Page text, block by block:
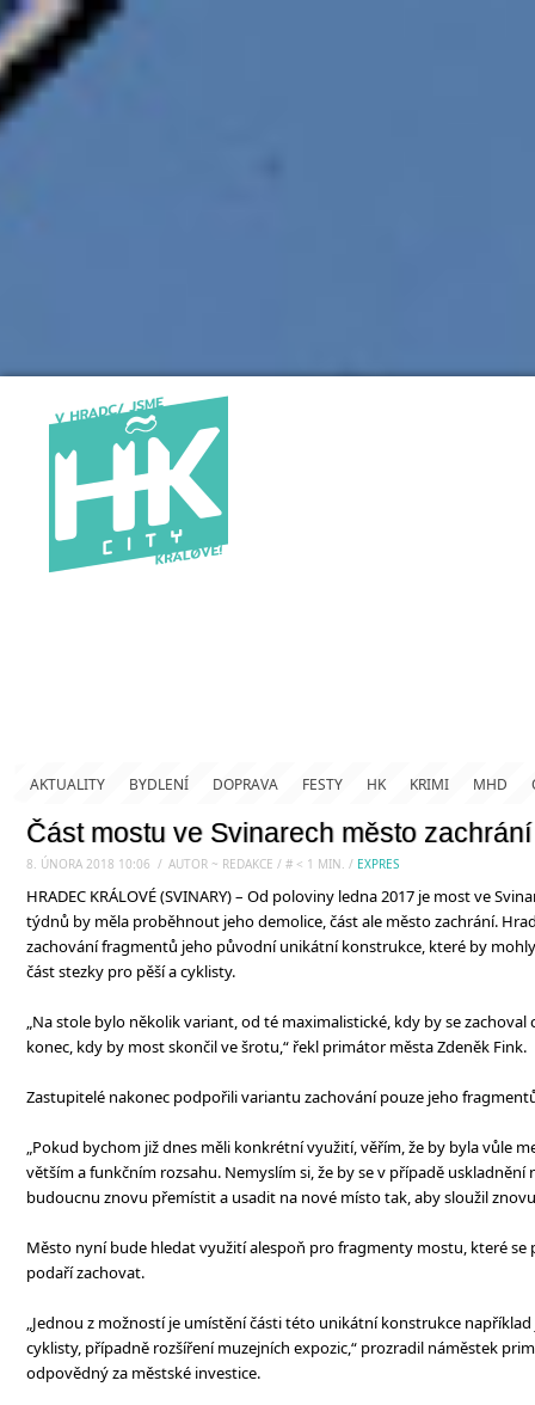
AKTUALITY BYDLENÍ DOPRAVA FESTY HK KRIMI MHD
Část mostu ve Svinarech město zachrání
8. ÚNORA 2018 10:06 / AUTOR ~ REDAKCE / # < 1 MIN. / EXPRES
HRADEC KRÁLOVÉ (SVINARY) – Od poloviny ledna 2017 je most ve
týdnů by měla proběhnout jeho demolice, část ale město zachrání.
zachování fragmentů jeho původní unikátní konstrukce, které by
část stezky pro pěší a cyklisty.
„Na stole bylo několik variant, od té maximalistické, kdy by se
konec, kdy by most skončil ve šrotu,“ řekl primátor města Zdeněk Fink.
Zastupitelé nakonec podpořili variantu zachování pouze jeho
„Pokud bychom již dnes měli konkrétní využití, věřím, že by byla vůle
větším a funkčním rozsahu. Nemyslím si, že by se v případě
budoucnu znovu přemístit a usadit na nové místo tak, aby sloužil
Město nyní bude hledat využití alespoň pro fragmenty mostu, které se
podaří zachovat.
„Jednou z možností je umístění části této unikátní konstrukce
cyklisty, případně rozšíření muzejních expozic,“ prozradil náměstek
odpovědný za městské investice.